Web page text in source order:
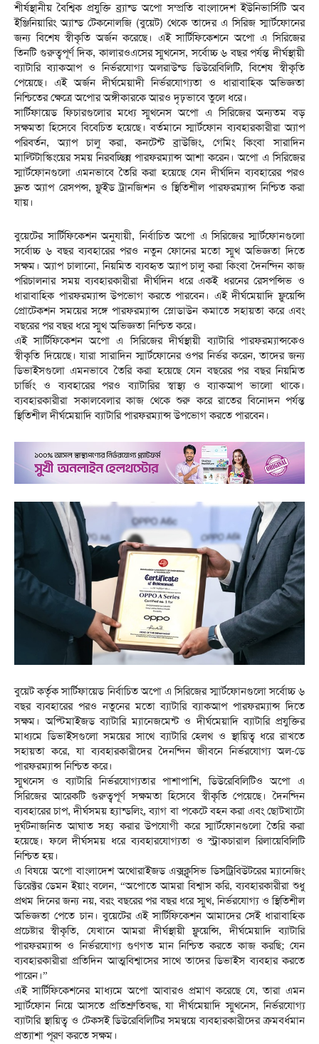
শীর্ষস্থানীয় বৈশ্বিক প্রযুক্তি ব্র্যান্ড অপো সম্প্রতি বাংলাদেশ ইউনিভার্সিটি অব
ইঞ্জিনিয়ারিং অ্যান্ড টেকনোলজি (বুয়েট) থেকে তাদের এ সিরিজ স্মার্টফোনের
জন্য বিশেষ স্বীকৃতি অর্জন করেছে। এই সার্টিফিকেশনে অপো এ সিরিজের
তিনটি গুরুত্বপূর্ণ দিক, কালারওএসের স্মুথনেস, সর্বোচ্চ ৬ বছর পর্যন্ত দীর্ঘস্থায়ী
ব্যাটারি ব্যাকআপ ও নির্ভরযোগ্য অলরাউন্ড ডিউরেবিলিটি, বিশেষ স্বীকৃতি
পেয়েছে। এই অর্জন দীর্ঘমেয়াদী নির্ভরযোগ্যতা ও ধারাবাহিক অভিজ্ঞতা
নিশ্চিতের ক্ষেত্রে অপোর অঙ্গীকারকে আরও দৃঢ়ভাবে তুলে ধরে।
সার্টিফায়েড ফিচারগুলোর মধ্যে স্মুথনেস অপো এ সিরিজের অন্যতম বড়
সক্ষমতা হিসেবে বিবেচিত হয়েছে। বর্তমানে স্মার্টফোন ব্যবহারকারীরা অ্যাপ
পরিবর্তন, অ্যাপ চালু করা, কনটেন্ট ব্রাউজিং, গেমিং কিংবা সারাদিন
মাল্টিটাস্কিংয়ের সময় নিরবচ্ছিন্ন পারফরম্যান্স আশা করেন। অপো এ সিরিজের
স্মার্টফোনগুলো এমনভাবে তৈরি করা হয়েছে যেন দীর্ঘদিন ব্যবহারের পরও
দ্রুত অ্যাপ রেসপন্স, ফ্লুইড ট্রানজিশন ও স্থিতিশীল পারফরম্যান্স নিশ্চিত করা
যায়।
বুয়েটের সার্টিফিকেশন অনুযায়ী, নির্বাচিত অপো এ সিরিজের স্মার্টফোনগুলো
সর্বোচ্চ ৬ বছর ব্যবহারের পরও নতুন ফোনের মতো স্মুথ অভিজ্ঞতা দিতে
সক্ষম। অ্যাপ চালানো, নিয়মিত ব্যবহৃত অ্যাপ চালু করা কিংবা দৈনন্দিন কাজ
পরিচালনার সময় ব্যবহারকারীরা দীর্ঘদিন ধরে একই ধরনের রেসপন্সিভ ও
ধারাবাহিক পারফরম্যান্স উপভোগ করতে পারবেন। এই দীর্ঘমেয়াদি ফ্লুয়েন্সি
প্রোটেকশন সময়ের সঙ্গে পারফরম্যান্স স্লোডাউন কমাতে সহায়তা করে এবং
বছরের পর বছর ধরে স্মুথ অভিজ্ঞতা নিশ্চিত করে।
এই সার্টিফিকেশন অপো এ সিরিজের দীর্ঘস্থায়ী ব্যাটারি পারফরম্যান্সকেও
স্বীকৃতি দিয়েছে। যারা সারাদিন স্মার্টফোনের ওপর নির্ভর করেন, তাদের জন্য
ডিভাইসগুলো এমনভাবে তৈরি করা হয়েছে যেন বছরের পর বছর নিয়মিত
চার্জিং ও ব্যবহারের পরও ব্যাটারির স্বাস্থ্য ও ব্যাকআপ ভালো থাকে।
ব্যবহারকারীরা সকালবেলার কাজ থেকে শুরু করে রাতের বিনোদন পর্যন্ত
স্থিতিশীল দীর্ঘমেয়াদি ব্যাটারি পারফরম্যান্স উপভোগ করতে পারবেন।
বুয়েট কর্তৃক সার্টিফায়েড নির্বাচিত অপো এ সিরিজের স্মার্টফোনগুলো সর্বোচ্চ ৬
বছর ব্যবহারের পরও নতুনের মতো ব্যাটারি ব্যাকআপ পারফরম্যান্স দিতে
সক্ষম। অপ্টিমাইজড ব্যাটারি ম্যানেজমেন্ট ও দীর্ঘমেয়াদি ব্যাটারি প্রযুক্তির
মাধ্যমে ডিভাইসগুলো সময়ের সাথে ব্যাটারি হেলথ ও স্থায়িত্ব ধরে রাখতে
সহায়তা করে, যা ব্যবহারকারীদের দৈনন্দিন জীবনে নির্ভরযোগ্য অল-ডে
পারফরম্যান্স নিশ্চিত করে।
স্মুথনেস ও ব্যাটারি নির্ভরযোগ্যতার পাশাপাশি, ডিউরেবিলিটিও অপো এ
সিরিজের আরেকটি গুরুত্বপূর্ণ সক্ষমতা হিসেবে স্বীকৃতি পেয়েছে। দৈনন্দিন
ব্যবহারের চাপ, দীর্ঘসময় হ্যান্ডলিং, ব্যাগ বা পকেটে বহন করা এবং ছোটখাটো
দুর্ঘটনাজনিত আঘাত সহ্য করার উপযোগী করে স্মার্টফোনগুলো তৈরি করা
হয়েছে। ফলে দীর্ঘসময় ধরে ব্যবহারযোগ্যতা ও স্ট্রাকচারাল রিলায়েবিলিটি
নিশ্চিত হয়।
এ বিষয়ে অপো বাংলাদেশ অথোরাইজড এক্সক্লুসিভ ডিসট্রিবিউটরের ম্যানেজিং
ডিরেক্টর ডেমন ইয়াং বলেন, “অপোতে আমরা বিশ্বাস করি, ব্যবহারকারীরা শুধু
প্রথম দিনের জন্য নয়, বরং বছরের পর বছর ধরে স্মুথ, নির্ভরযোগ্য ও স্থিতিশীল
অভিজ্ঞতা পেতে চান। বুয়েটের এই সার্টিফিকেশন আমাদের সেই ধারাবাহিক
প্রচেষ্টার স্বীকৃতি, যেখানে আমরা দীর্ঘস্থায়ী ফ্লুয়েন্সি, দীর্ঘমেয়াদি ব্যাটারি
পারফরম্যান্স ও নির্ভরযোগ্য গুণগত মান নিশ্চিত করতে কাজ করছি; যেন
ব্যবহারকারীরা প্রতিদিন আত্মবিশ্বাসের সাথে তাদের ডিভাইস ব্যবহার করতে
পারেন।”
এই সার্টিফিকেশনের মাধ্যমে অপো আবারও প্রমাণ করেছে যে, তারা এমন
স্মার্টফোন নিয়ে আসতে প্রতিশ্রুতিবদ্ধ, যা দীর্ঘমেয়াদি স্মুথনেস, নির্ভরযোগ্য
ব্যাটারি স্থায়িত্ব ও টেকসই ডিউরেবিলিটির সমন্বয়ে ব্যবহারকারীদের ক্রমবর্ধমান
প্রত্যাশা পূরণ করতে সক্ষম।